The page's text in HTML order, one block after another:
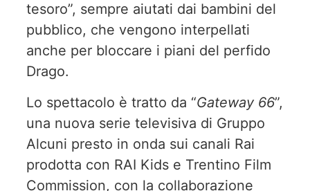
tesoro”, sempre aiutati dai bambini del
pubblico, che vengono interpellati
anche per bloccare i piani del perfido
Drago.
Lo spettacolo è tratto da “Gateway 66”,
una nuova serie televisiva di Gruppo
Alcuni presto in onda sui canali Rai
prodotta con RAI Kids e Trentino Film
Commission, con la collaborazione